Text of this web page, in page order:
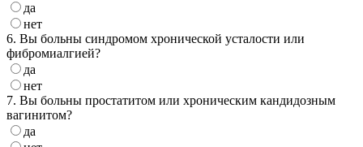
да
нет
6. Вы больны синдромом хронической усталости или
фибромиалгией?
да
нет
7. Вы больны простатитом или хроническим кандидозным
вагинитом?
да